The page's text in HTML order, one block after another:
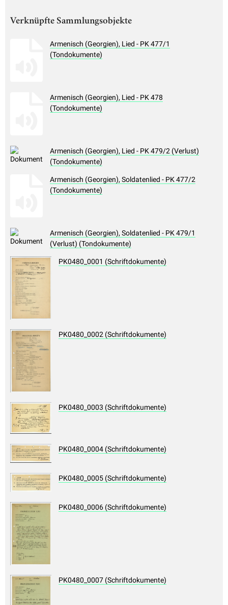
Verknüpfte Sammlungsobjekte
Armenisch (Georgien), Lied - PK 477/1
(Tondokumente)
Armenisch (Georgien), Lied - PK 478
(Tondokumente)
Armenisch (Georgien), Lied - PK 479/2 (Verlust)
(Tondokumente)
Armenisch (Georgien), Soldatenlied - PK 477/2
(Tondokumente)
Armenisch (Georgien), Soldatenlied - PK 479/1
(Verlust) (Tondokumente)
PK0480_0001 (Schriftdokumente)
PK0480_0002 (Schriftdokumente)
PK0480_0003 (Schriftdokumente)
PK0480_0004 (Schriftdokumente)
PK0480_0005 (Schriftdokumente)
PK0480_0006 (Schriftdokumente)
PK0480_0007 (Schriftdokumente)